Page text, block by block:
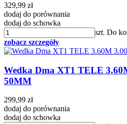
329,99 zł
dodaj do porównania
dodaj do schowka
szt. Do
zobacz szczegóły
Wedka Dma XT1 TELE
50MM
299,99 zł
dodaj do porównania
dodaj do schowka